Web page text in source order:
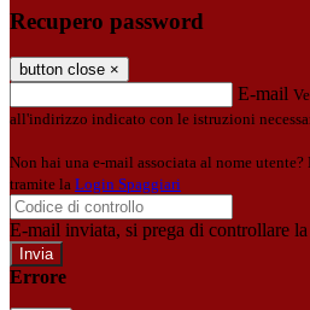
Recupero password
button close ×
E-mail
all'indirizzo indicato con le istruzioni
Non hai una e-mail associata al nome
tramite la Login Spaggiari
E-mail inviata, si prega di controllare
Errore